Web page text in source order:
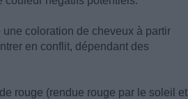
coloration de cheveux à partir
en conflit, dépendant des
rouge (rendue rouge par le soleil et